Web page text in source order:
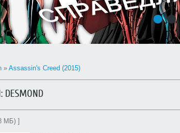
1
2
» Assassin's Creed (2015)
DESMOND
МБ) ]